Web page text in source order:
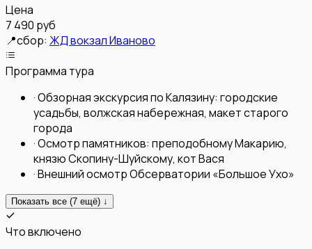
Цена
7 490 руб
📍сбор: ЖД вокзал Иваново
Программа тура
·Обзорная экскурсия по Калязину: городские
усадьбы, волжская набережная, макет старого
города
·Осмотр памятников: преподобному Макарию,
князю Скопину-Шуйскому, кот Вася
·Внешний осмотр Обсерватории «Большое Ухо»
Показать все (7 ещё) ↓
Что включено